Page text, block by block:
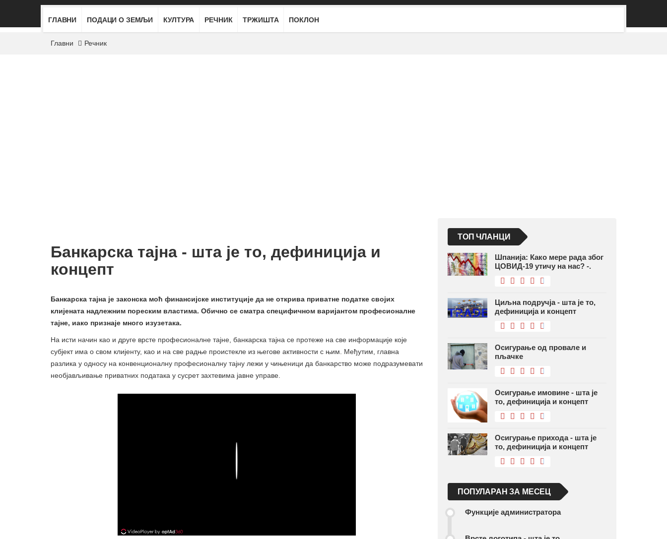
ГЛАВНИ ПОДАЦИ О ЗЕМЉИ КУЛТУРА РЕЧНИК ТРЖИШТА ПОКЛОН
Главни Речник
Банкарска тајна - шта је то, дефиниција и
концепт
Банкарска тајна је законска моћ финансијске институције да не открива приватне податке својих
клијената надлежним пореским властима. Обично се сматра специфичном варијантом професионалне
тајне, иако признаје много изузетака.
На исти начин као и друге врсте професионалне тајне, банкарска тајна се протеже на све информације које
субјект има о свом клијенту, као и на све радње проистекле из његове активности с њим. Међутим, главна
разлика у односу на конвенционалну професионалну тајну лежи у чињеници да банкарство може подразумевати
необјављивање приватних података у сусрет захтевима јавне управе.
ТОП ЧЛАНЦИ
Шпанија: Како мере рада због
ЦОВИД-19 утичу на нас? -.
Циљна подручја - шта је то,
дефиниција и концепт
Осигурање од провале и
пљачке
Осигурање имовине - шта је
то, дефиниција и концепт
Осигурање прихода - шта је
то, дефиниција и концепт
ПОПУЛАРАН ЗА МЕСЕЦ
Функције администратора